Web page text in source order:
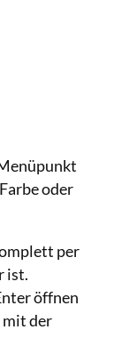
oder
per
ist.
öffnen
mit der